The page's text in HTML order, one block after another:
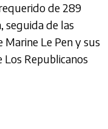
de 289
seguida de las
Le Pen y sus
Republicanos